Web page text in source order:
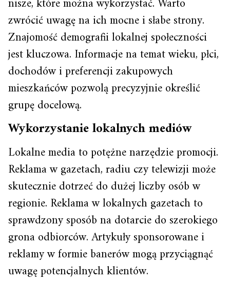
zwrócić uwagę na ich mocne i słabe strony.
Znajomość demografii lokalnej społeczności
jest kluczowa. Informacje na temat wieku, płci,
dochodów i preferencji zakupowych
mieszkańców pozwolą precyzyjnie określić
grupę docelową.
Wykorzystanie lokalnych mediów
Lokalne media to potężne narzędzie promocji.
Reklama w gazetach, radiu czy telewizji może
skutecznie dotrzeć do dużej liczby osób w
regionie. Reklama w lokalnych gazetach to
sprawdzony sposób na dotarcie do szerokiego
grona odbiorców. Artykuły sponsorowane i
reklamy w formie banerów mogą przyciągnąć
uwagę potencjalnych klientów.